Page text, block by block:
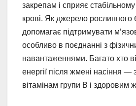
закрепам і сприяє
крові. Як джерело рослинного
допомагає підтримувати
особливо в поєднанні з
навантаженнями. Багато хто
енергії після жмені насіння —
вітамінам групи B і здоровим